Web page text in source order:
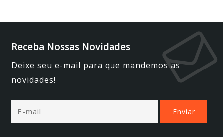
Receba Nossas Novidades
Deixe seu e-mail para que mandemos as
novidades!